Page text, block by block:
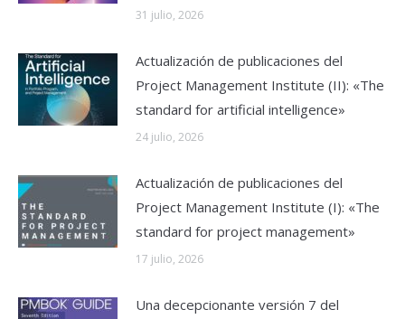
31 julio, 2026
Actualización de publicaciones del
Project Management Institute (II): «The
standard for artificial intelligence»
24 julio, 2026
Actualización de publicaciones del
Project Management Institute (I): «The
standard for project management»
17 julio, 2026
Una decepcionante versión 7 del